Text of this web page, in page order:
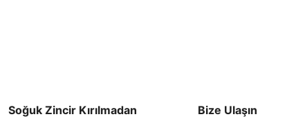
Soğuk Zincir Kırılmadan
Bize Ulaşın